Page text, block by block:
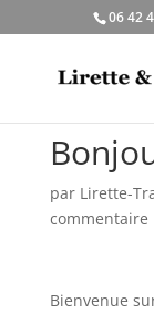
06 42
par Lirette-
commentaire
Bienvenue